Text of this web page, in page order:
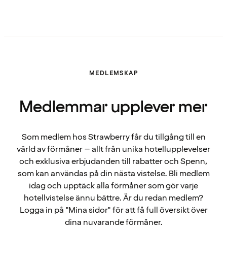
MEDLEMSKAP
Medlemmar upplever mer
Som medlem hos Strawberry får du tillgång till en
värld av förmåner – allt från unika hotellupplevelser
och exklusiva erbjudanden till rabatter och Spenn,
som kan användas på din nästa vistelse. Bli medlem
idag och upptäck alla förmåner som gör varje
hotellvistelse ännu bättre. Är du redan medlem?
Logga in på "Mina sidor" för att få full översikt över
dina nuvarande förmåner.